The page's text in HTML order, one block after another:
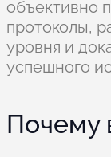
объективно
протоколы,
уровня и
успешного
Почему